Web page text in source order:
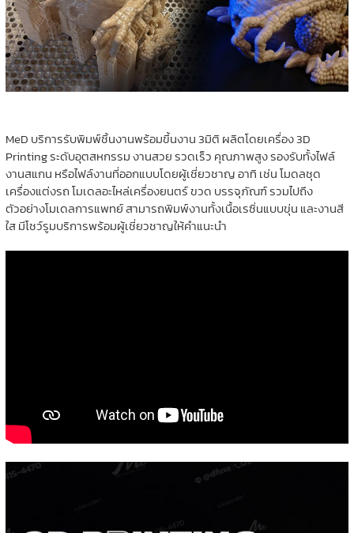
MeD บริการรับพิมพ์ชิ้นงานพร้อมขึ้นงาน 3มิติ ผลิตโดยเครื่อง 3D
Printing ระดับอุตสหกรรม งานสวย รวดเร็ว คุณภาพสูง รองรับทั้งไฟล์
งานสแกน หรือไฟล์งานที่ออกแบบโดยผู้เชี่ยวชาญ อาทิ เช่น โมดลชุด
เครื่องแต่งรถ โมเดลอะไหล่เครื่องยนตร์ ขวด บรรจุภัณฑ์ รวมไปถึง
ตัวอย่างโมเดลการแพทย์ สามารถพิมพ์งานทั้งเนื้อเรซิ่นแบบขุ่น และงานสี
ใส มีโชว์รูมบริการพร้อมผู้เชี่ยวชาญให้คำแนะนำ